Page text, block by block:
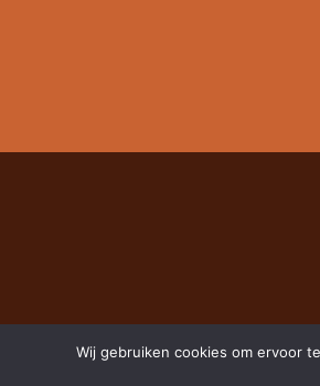
Wij gebruiken cookies om ervoor